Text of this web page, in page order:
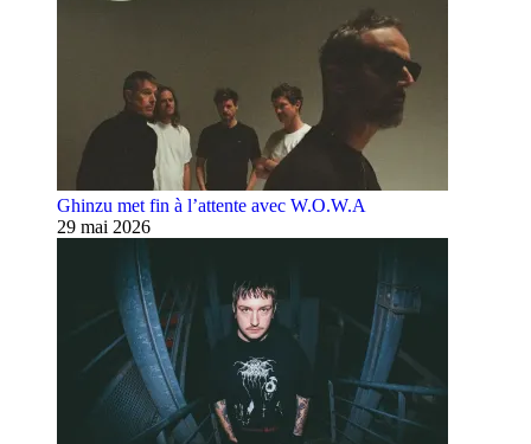
Ghinzu met fin à l’attente avec W.O.W.A
29 mai 2026